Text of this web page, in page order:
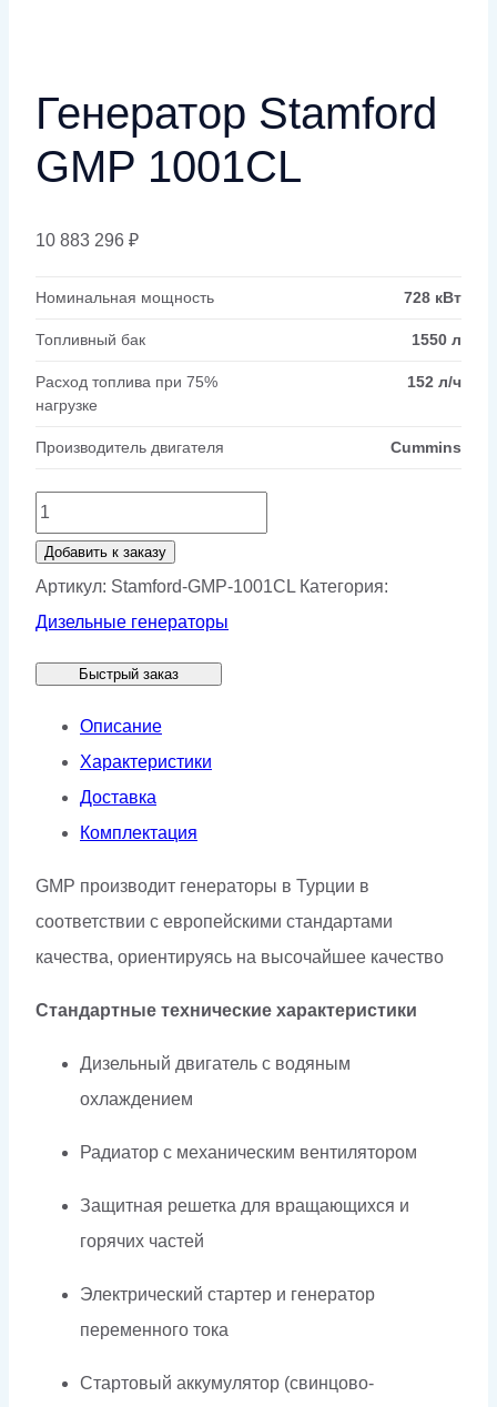
Генератор Stamford
GMP 1001CL
10 883 296 ₽
Номинальная мощность 728 кВт
Топливный бак 1550 л
Расход топлива при 75%
нагрузке
152 л/ч
Производитель двигателя Cummins
Количество
товара
Генератор
Stamford
1001CL
Добавить к заказу
Артикул: Stamford-GMP-1001CL Категория:
Дизельные генераторы
Быстрый заказ
Описание
Характеристики
Доставка
Комплектация
GMP производит генераторы в Турции в
соответствии с европейскими стандартами
качества, ориентируясь на высочайшее качество
Стандартные технические характеристики
Дизельный двигатель с водяным
охлаждением
Радиатор с механическим вентилятором
Защитная решетка для вращающихся и
горячих частей
Электрический стартер и генератор
переменного тока
Стартовый аккумулятор (свинцово-